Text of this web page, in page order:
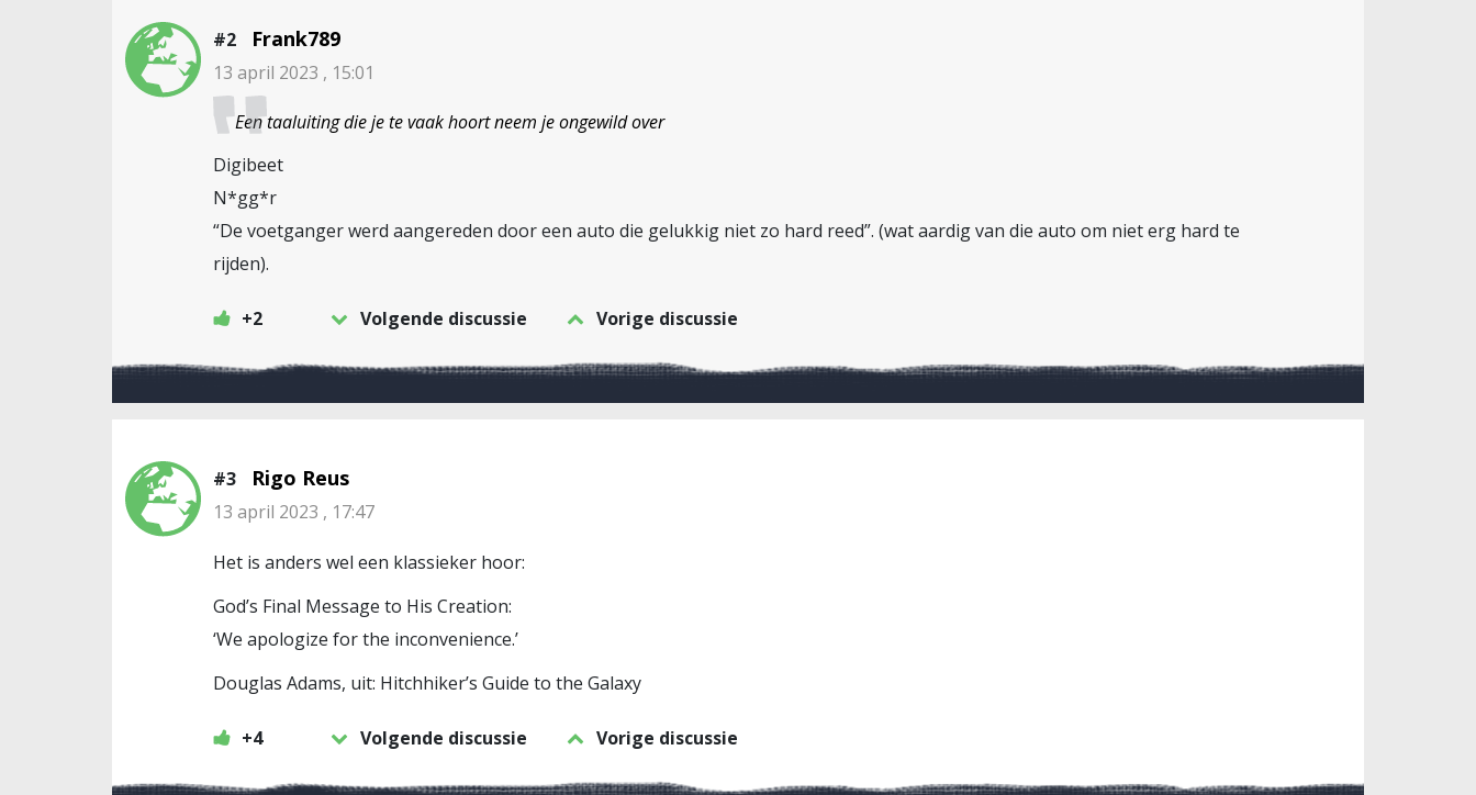
#2 Frank789
13 april 2023 , 15:01
Een taaluiting die je te vaak hoort neem je ongewild over
Digibeet
N*gg*r
“De voetganger werd aangereden door een auto die gelukkig niet zo hard reed”. (wat aardig van die auto om niet erg hard te
rijden).
+2 Volgende discussie Vorige discussie
#3 Rigo Reus
13 april 2023 , 17:47
Het is anders wel een klassieker hoor:
God’s Final Message to His Creation:
‘We apologize for the inconvenience.’
Douglas Adams, uit: Hitchhiker’s Guide to the Galaxy
+4 Volgende discussie Vorige discussie